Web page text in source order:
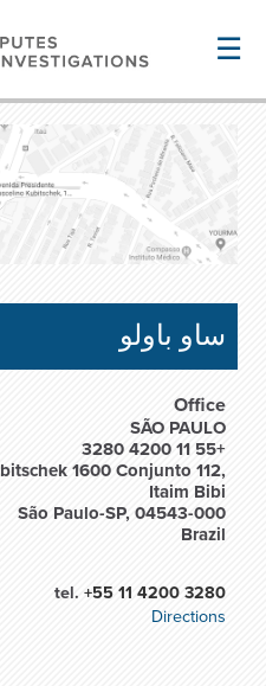
☰
ساو باولو
Office
SÃO PAULO
+55 11 4200 3280
1600 Conjunto 112,
Itaim Bibi
São Paulo-SP, 04543-000
Brazil
tel. +55 11 4200 3280
Directions